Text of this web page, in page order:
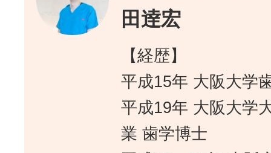
田逹宏
【経歴】
平成15年 大阪大学
平成19年 大阪大学
業 歯学博士